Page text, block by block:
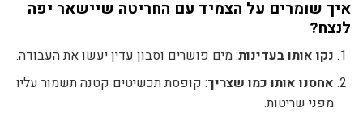
איך שומרים על הצמיד עם החריטה שיישאר יפה
לנצח?
נקו אותו בעדינות: מים פושרים וסבון עדין יעשו את העבודה.
אחסנו אותו כמו שצריך: קופסת תכשיטים קטנה תשמור עליו
מפני שריטות.